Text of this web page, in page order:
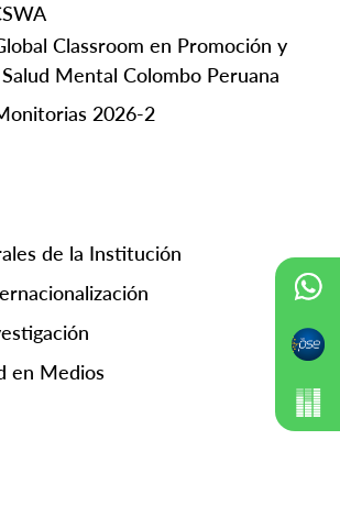
Classroom en Promoción y
Mental Colombo Peruana
2026-2
de la Institución
en Medios